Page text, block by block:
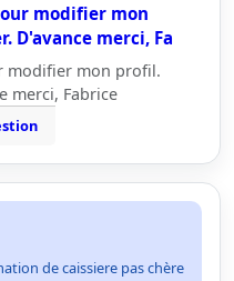
modifier mon
D'avance merci, Fa
modifier mon profil.
merci, Fabrice
de caissiere pas chère